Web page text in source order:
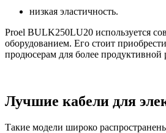
низкая эластичность.
Proel BULK250LU20 используется
оборудованием. Его стоит
продюсерам для более продуктивной
Лучшие кабели для
Такие модели широко